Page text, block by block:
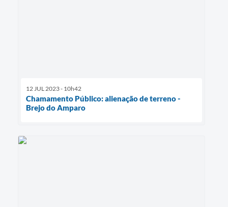
12 JUL 2023 - 10h42
Chamamento Público: alienação de terreno -
Brejo do Amparo